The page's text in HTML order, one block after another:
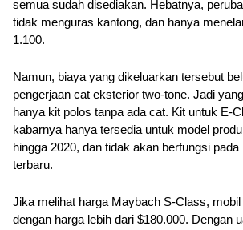
semua sudah disediakan. Hebatnya,
tidak menguras kantong, dan hanya
1.100.
Namun, biaya yang dikeluarkan tersebut
pengerjaan cat eksterior two-tone. Jadi
hanya kit polos tanpa ada cat. Kit untuk E-
kabarnya hanya tersedia untuk model
hingga 2020, dan tidak akan berfungsi
terbaru.
Jika melihat harga Maybach S-Class, mobil
dengan harga lebih dari $180.000. Dengan